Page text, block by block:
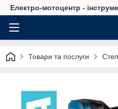
Електро-мотоцентр -
Товари та послуги